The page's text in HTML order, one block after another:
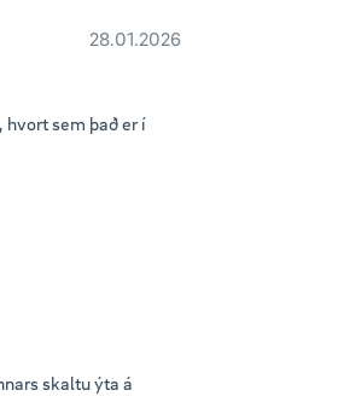
28.01.2026
sem það er í
skaltu ýta á